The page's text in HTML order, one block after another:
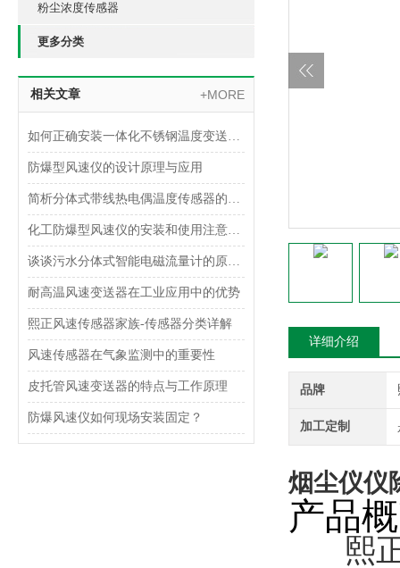
粉尘浓度传感器
更多分类
相关文章 +MORE
如何正确安装一体化不锈钢温度变送器？
防爆型风速仪的设计原理与应用
简析分体式带线热电偶温度传感器的原理和特点
化工防爆型风速仪的安装和使用注意事项
谈谈污水分体式智能电磁流量计的原理和特点
耐高温风速变送器在工业应用中的优势
熙正风速传感器家族-传感器分类详解
风速传感器在气象监测中的重要性
皮托管风速变送器的特点与工作原理
防爆风速仪如何现场安装固定？
详细介绍
品牌
加工定制
烟尘仪仪
产品
熙正